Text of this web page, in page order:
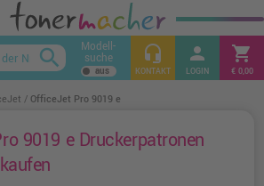
keyboard_arrow_up
search Modell-
suche headset_mic
KONTAKT
person
LOGIN
shopping_cart
€ 0,00
OfficeJet Pro 9019 e
9019 e Druckerpatronen